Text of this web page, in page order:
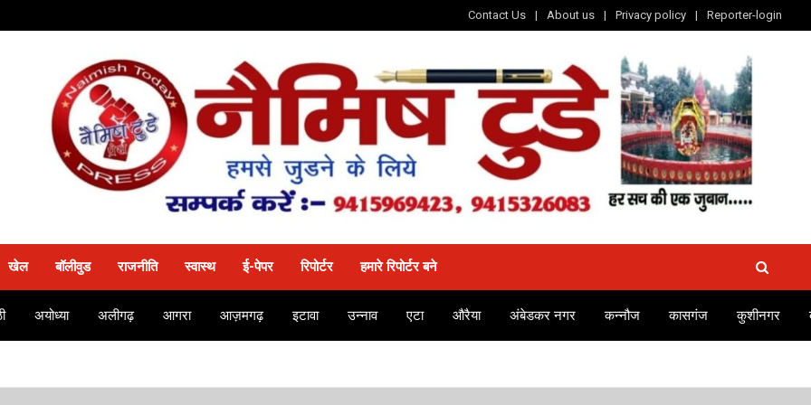
Contact Us About us Privacy policy Reporter-login
खेल बॉलीवुड राजनीति स्वास्थ ई-पेपर रिपोर्टर हमारे रिपोर्टर बने
अयोध्या अलीगढ़ आगरा आज़मगढ़ इटावा उन्नाव एटा औरैया अंबेडकर नगर कन्नौज कासगंज कुशीनगर